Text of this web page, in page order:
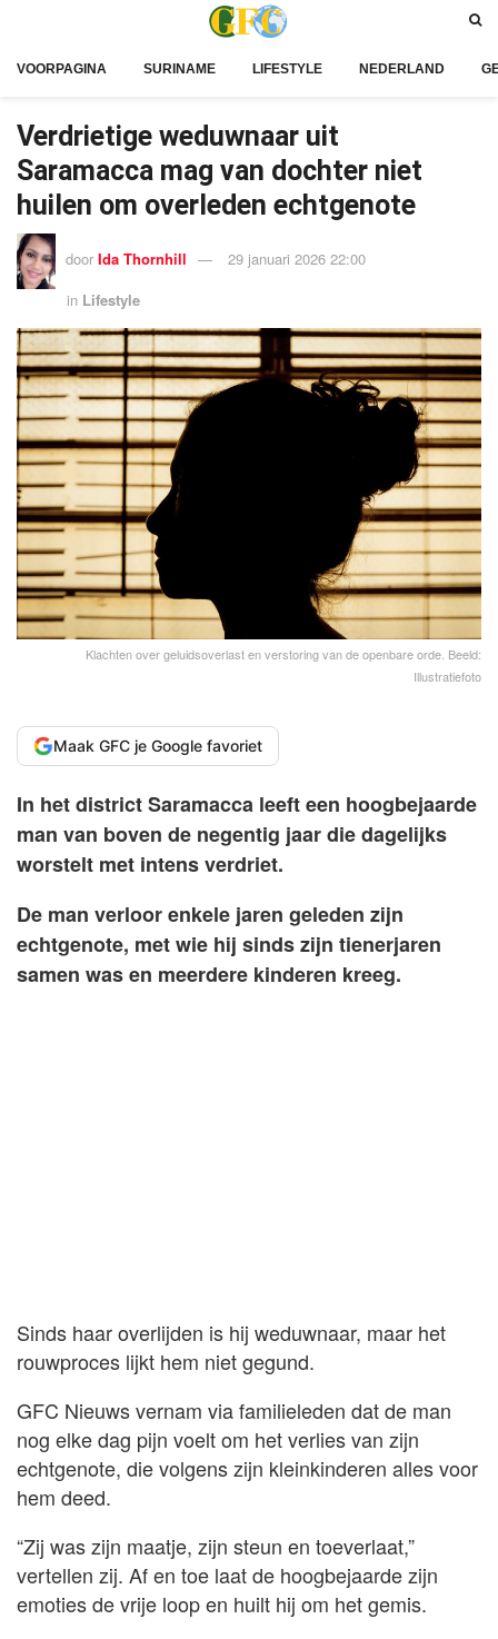
VOORPAGINA SURINAME LIFESTYLE NEDERLAND
Verdrietige weduwnaar uit
Saramacca mag van dochter niet
huilen om overleden echtgenote
door Ida Thornhill
29 januari 2026 22:00
in Lifestyle
Klachten over geluidsoverlast en verstoring van de openbare orde. Beeld:
Illustratiefoto
Maak GFC je Google favoriet
In het district Saramacca leeft een hoogbejaarde
man van boven de negentig jaar die dagelijks
worstelt met intens verdriet.
De man verloor enkele jaren geleden zijn
echtgenote, met wie hij sinds zijn tienerjaren
samen was en meerdere kinderen kreeg.
Sinds haar overlijden is hij weduwnaar, maar het
rouwproces lijkt hem niet gegund.
GFC Nieuws vernam via familieleden dat de man
nog elke dag pijn voelt om het verlies van zijn
echtgenote, die volgens zijn kleinkinderen alles voor
hem deed.
“Zij was zijn maatje, zijn steun en toeverlaat,”
vertellen zij. Af en toe laat de hoogbejaarde zijn
emoties de vrije loop en huilt hij om het gemis.